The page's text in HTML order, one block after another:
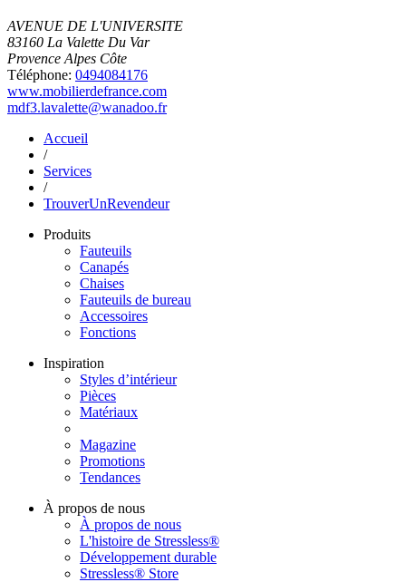
AVENUE DE L'UNIVERSITE
83160 La Valette Du Var
Provence Alpes Côte
Téléphone: 0494084176
www.mobilierdefrance.com
mdf3.lavalette@wanadoo.fr
Accueil
/
Services
/
TrouverUnRevendeur
Produits
Fauteuils
Canapés
Chaises
Fauteuils de bureau
Accessoires
Fonctions
Inspiration
Styles d’intérieur
Pièces
Matériaux
Magazine
Promotions
Tendances
À propos de nous
À propos de nous
L'histoire de Stressless®
Développement durable
Stressless® Store